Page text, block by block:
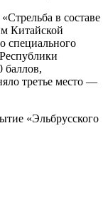
в составе
Китайской
специального
баллов,
третье место —
«Эльбрусского